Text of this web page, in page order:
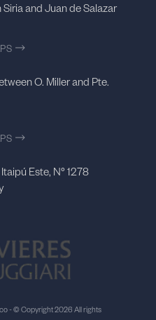
and Juan de Salazar
O. Miller and Pte.
Este, N° 1278
- © Copyright 2026 All rights